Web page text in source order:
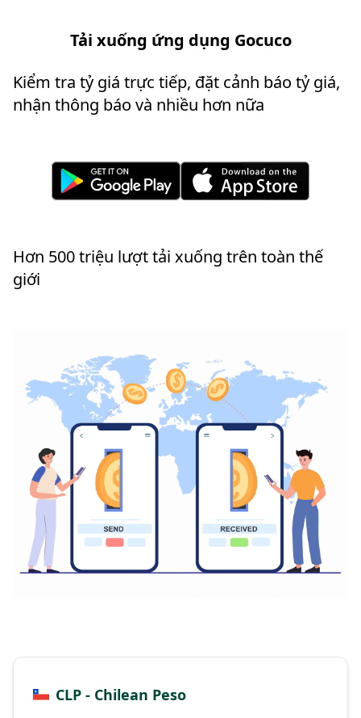
Tải xuống ứng dụng Gocuco
Kiểm tra tỷ giá trực tiếp, đặt cảnh báo tỷ giá,
nhận thông báo và nhiều hơn nữa
Hơn 500 triệu lượt tải xuống trên toàn thế
giới
CLP - Chilean Peso